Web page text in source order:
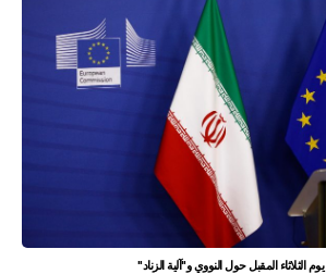
الثلاثاء المقبل حول النووي و"آلية الزناد"